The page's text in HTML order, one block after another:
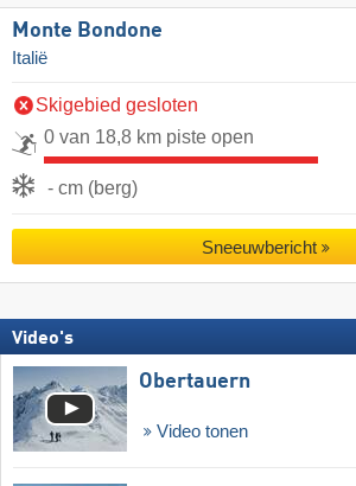
Monte Bondone
Italië
Skigebied gesloten
0 van 18,8 km piste open
- cm (berg)
Sneeuwbericht
Video's
Obertauern
Video tonen